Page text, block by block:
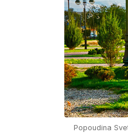
Popoudina